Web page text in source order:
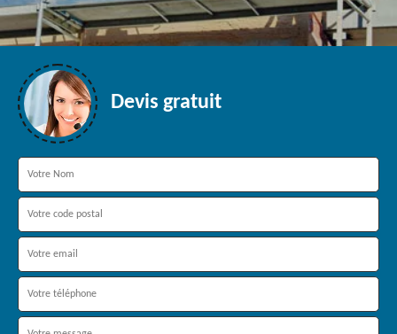
Devis gratuit